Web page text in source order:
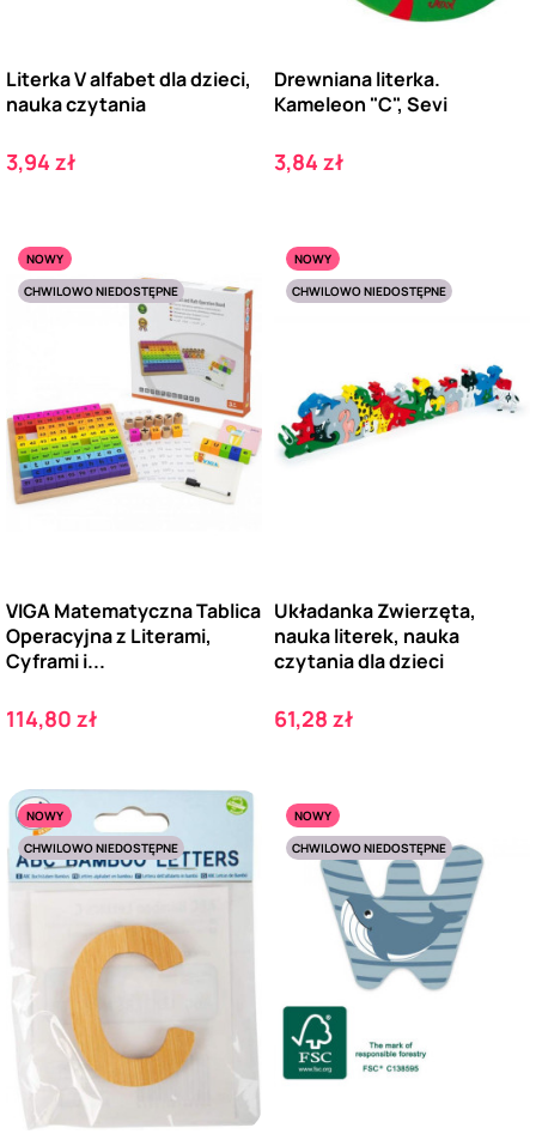
Literka V alfabet dla dzieci,
nauka czytania
Cena
3,94 zł
Drewniana literka.
Kameleon "C", Sevi
Cena
3,84 zł
NOWY
CHWILOWO NIEDOSTĘPNE
VIGA Matematyczna Tablica
Operacyjna z Literami,
Cyframi i...
Cena
114,80 zł
NOWY
CHWILOWO NIEDOSTĘPNE
Układanka Zwierzęta,
nauka literek, nauka
czytania dla dzieci
Cena
61,28 zł
NOWY
CHWILOWO NIEDOSTĘPNE
NOWY
CHWILOWO NIEDOSTĘPNE